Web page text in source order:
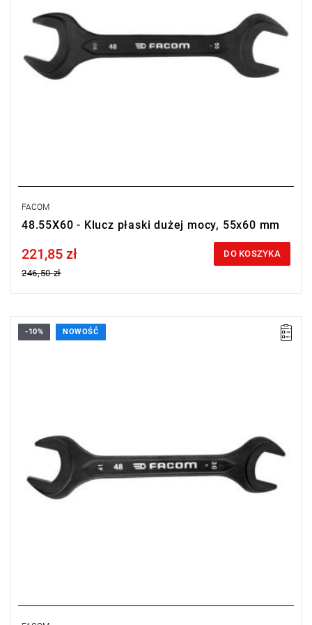
FACOM
48.55X60 - Klucz płaski dużej mocy, 55x60 mm
Price tax included
221,85 zł
246,50 zł
DO KOSZYKA
-10% NOWOŚĆ